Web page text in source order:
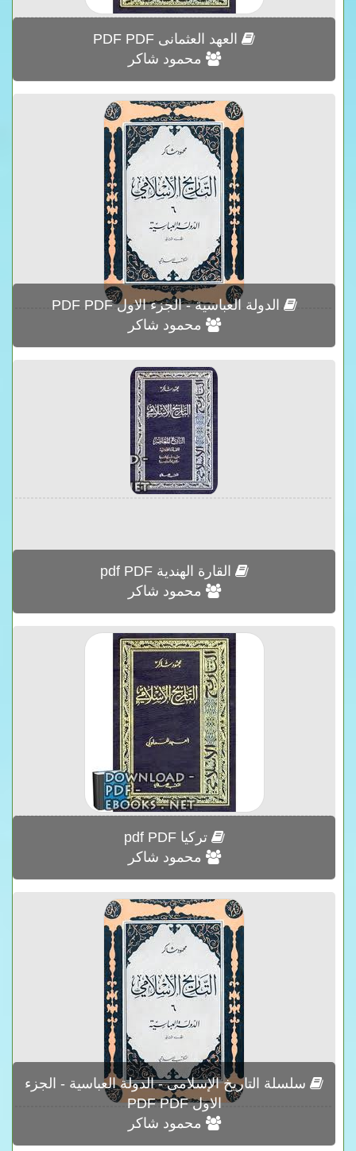
العهد العثمانى PDF PDF
محمود شاكر
الدولة العباسية - الجزء الاول PDF PDF
محمود شاكر
القارة الهندية pdf PDF
محمود شاكر
تركيا pdf PDF
محمود شاكر
سلسلة التاريخ الإسلامى - الدولة العباسية - الجزء
الاول PDF PDF
محمود شاكر